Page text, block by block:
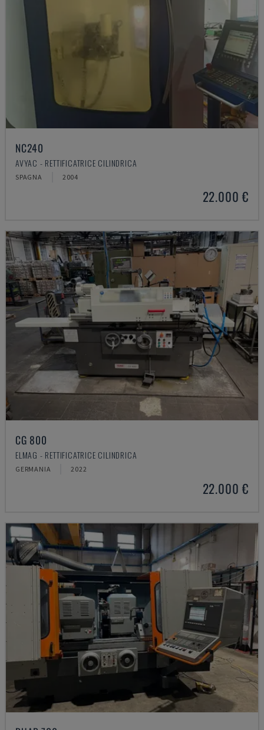
NC240
AVYAC - RETTIFICATRICE CILINDRICA
SPAGNA 2004
22.000 €
CG 800
ELMAG - RETTIFICATRICE CILINDRICA
GERMANIA 2022
22.000 €